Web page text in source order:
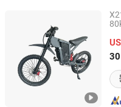
Taizhou Yiku New Energy
Zhejiang, China